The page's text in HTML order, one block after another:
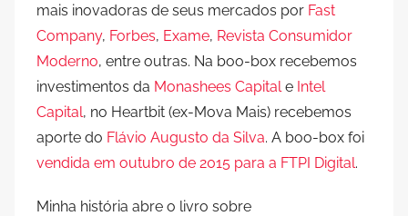
mais inovadoras de seus mercados por Fast
Company, Forbes, Exame, Revista Consumidor
Moderno, entre outras. Na boo-box recebemos
investimentos da Monashees Capitale Intel
Capital, no Heartbit (ex-Mova Mais) recebemos
aporte do Flávio Augusto da Silva. A boo-box foi
vendida em outubro de 2015 para a FTPI Digital.
Minha história abre o livro sobre